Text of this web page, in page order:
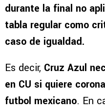
durante la final no
tabla regular como
caso de igualdad.
Es decir, Cruz Azul
en CU si quiere
futbol mexicano. En